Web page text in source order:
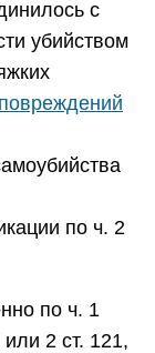
с
убийством
по ч. 2
по ч. 1
2 ст. 121,